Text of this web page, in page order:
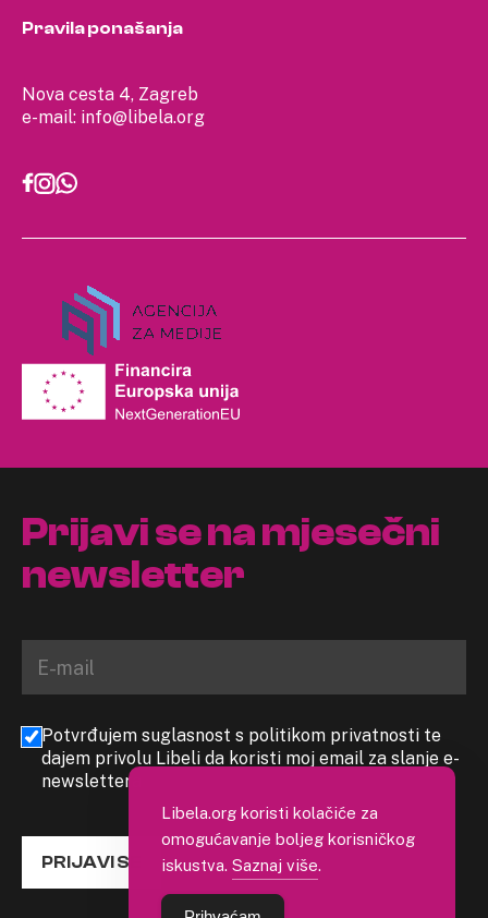
Nova cesta 4, Zagreb
e-mail: info@libela.org
Pravila ponašanja
Prijavi se na mjesečni
newsletter
Potvrđujem suglasnost s politikom privatnosti te
dajem privolu Libeli da koristi moj email za slanje e-
newslettera
PRIJAVI SE
Libela.org koristi kolačiće za
omogućavanje boljeg korisničkog
iskustva. Saznaj više.